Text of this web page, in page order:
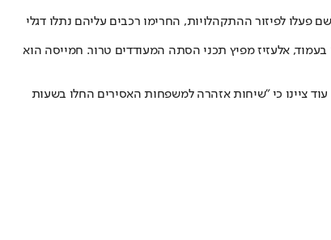
פעלו לפיזור ההתקהלויות, החרימו רכבים עליהם נתלו דגלי
אלעזיז מפיץ תכני הסתה המעודדים טרור. חמייסה הוא
ציינו כי "שיחות אזהרה למשפחות האסירים החלו בשעות